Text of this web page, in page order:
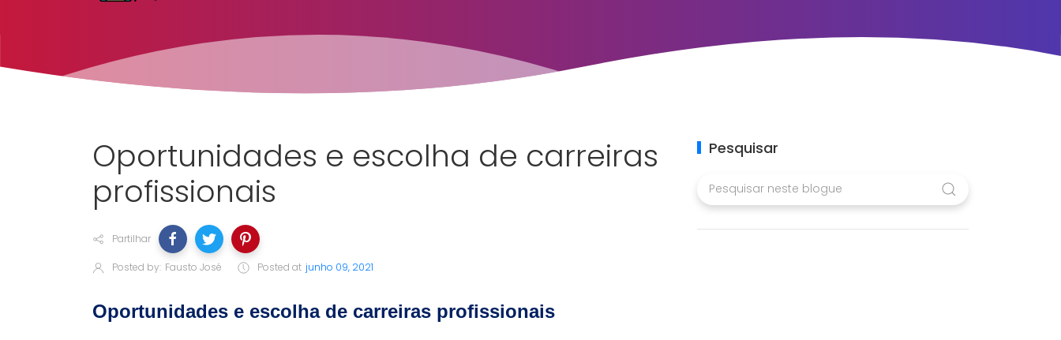
Oportunidades e escolha de carreiras
profissionais
Partilhar
Posted by: Fausto José Posted at junho 09, 2021
Oportunidades e escolha de carreiras profissionais
Pesquisar